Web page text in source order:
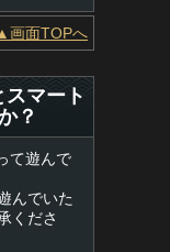
画面TOPへ
スマート
？
て遊んで
んでいた
くださ